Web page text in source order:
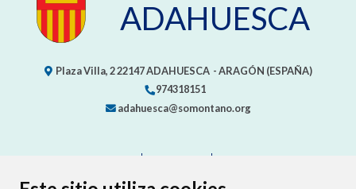
ADAHUESCA
Plaza Villa, 222147ADAHUESCA - ARAGÓN (ESPAÑA)
974318151
adahuesca@somontano.org
PROTECCIÓN DE DATOS